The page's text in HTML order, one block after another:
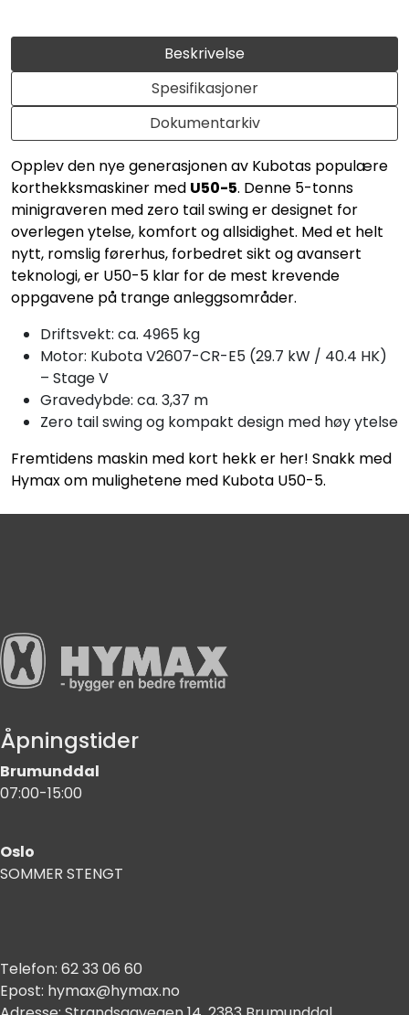
Beskrivelse
Spesifikasjoner
Dokumentarkiv
Opplev den nye generasjonen av Kubotas populære
korthekksmaskiner med U50-5. Denne 5-tonns
minigraveren med zero tail swing er designet for
overlegen ytelse, komfort og allsidighet. Med et helt
nytt, romslig førerhus, forbedret sikt og avansert
teknologi, er U50-5 klar for de mest krevende
oppgavene på trange anleggsområder.
Driftsvekt: ca. 4965 kg
Motor: Kubota V2607-CR-E5 (29.7 kW / 40.4 HK)
– Stage V
Gravedybde: ca. 3,37 m
Zero tail swing og kompakt design med høy ytelse
Fremtidens maskin med kort hekk er her! Snakk med
Hymax om mulighetene med Kubota U50-5.
Åpningstider
Brumunddal
07:00-15:00
Oslo
SOMMER STENGT
Telefon: 62 33 06 60
Epost: hymax@hymax.no